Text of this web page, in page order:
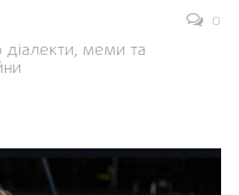
0
меми та